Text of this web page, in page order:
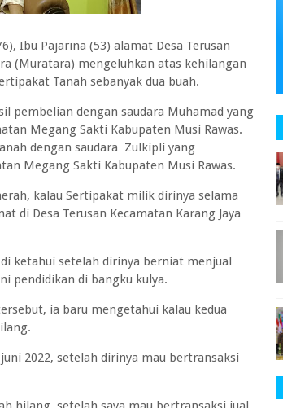
Ibu Pajarina (53) alamat Desa Terusan
(Muratara) mengeluhkan atas kehilangan
Tanah sebanyak dua buah.
pembelian dengan saudara Muhamad yang
Megang Sakti Kabupaten Musi Rawas.
dengan saudara Zulkipli yang
Megang Sakti Kabupaten Musi Rawas.
kalau Sertipakat milik dirinya selama
di Desa Terusan Kecamatan Karang Jaya
ketahui setelah dirinya berniat menjual
pendidikan di bangku kulya.
ia baru mengetahui kalau kedua
2022, setelah dirinya mau bertransaksi